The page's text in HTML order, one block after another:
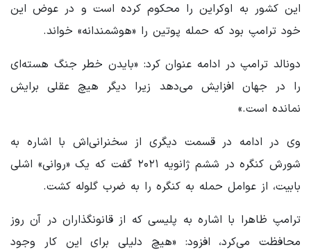
این کشور به اوکراین را محکوم کرده است و در عوض این
خود ترامپ بود که حمله پوتین را «هوشمندانه» خواند.
دونالد ترامپ در ادامه عنوان کرد: «بایدن خطر جنگ هسته‌ای
را در جهان افزایش می‌دهد زیرا دیگر هیچ عقلی برایش
نمانده است.»
وی در ادامه در قسمت دیگری از سخنرانی‌اش با اشاره به
شورش کنگره در ششم ژانویه ۲۰۲۱ گفت که یک «روانی» اشلی
بابیت، از عوامل حمله به کنگره را به ضرب گلوله کشت.
ترامپ ظاهرا با اشاره به پلیسی که از قانونگذاران در آن روز
محافظت می‌کرد، افزود: «هیچ دلیلی برای این کار وجود